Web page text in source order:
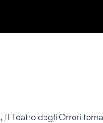
Il Teatro degli Orrori torna